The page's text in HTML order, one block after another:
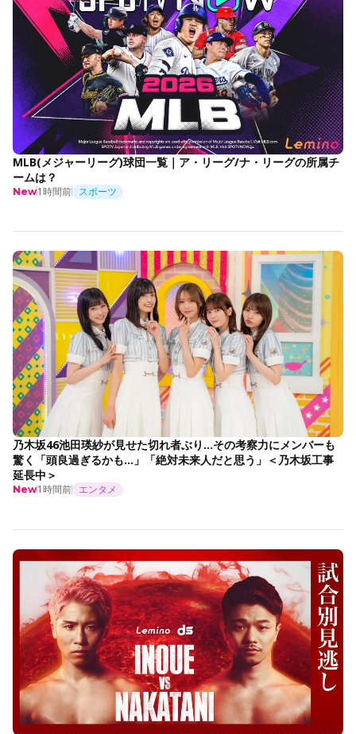
MLB(メジャーリーグ)球団一覧｜ア・リーグ/ナ・リーグの所属チ
ームは？
New1時間前 スポーツ
乃木坂46池田瑛紗が見せた切れ者ぶり…その考察力にメンバーも
驚く「頭良過ぎるかも…」「絶対未来人だと思う」＜乃木坂工事
延長中＞
New1時間前 エンタメ